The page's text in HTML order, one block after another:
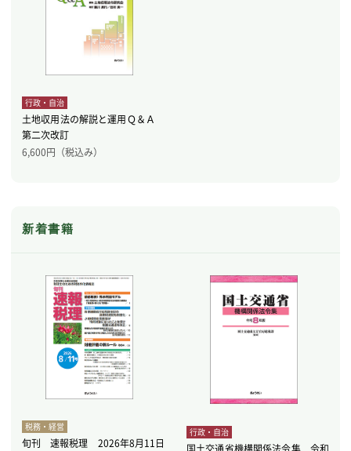
行政・自治
土地収用法の解説と運用Ｑ＆Ａ
第二次改訂
6,600円（税込み）
新着書籍
税務・経営
旬刊 速報税理 2026年8月11日
行政・自治